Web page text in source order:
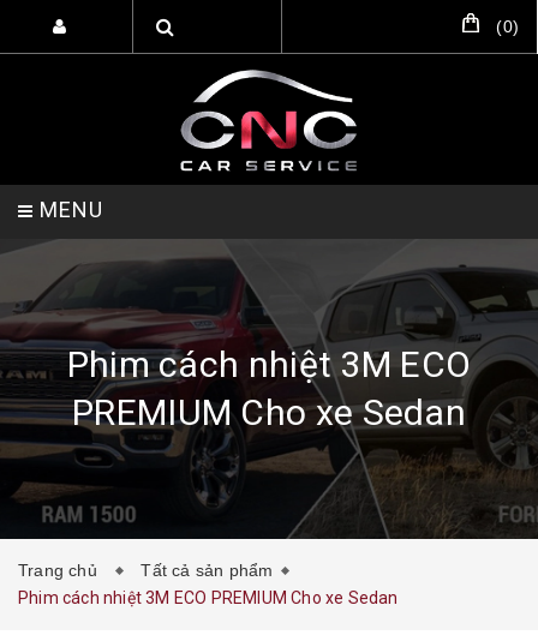
(0)
MENU
TRANG CHỦ DỊCH VỤ SẢN PHẨM
HỖ TRỢ SETUP GARA LIÊN HỆ
Phim cách nhiệt 3M ECO
PREMIUM Cho xe Sedan
Trang chủ
Tất cả sản phẩm
Phim cách nhiệt 3M ECO PREMIUM Cho xe Sedan